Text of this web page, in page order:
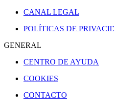
CANAL LEGAL
POLÍTICAS DE
GENERAL
CENTRO DE AYUDA
COOKIES
CONTACTO